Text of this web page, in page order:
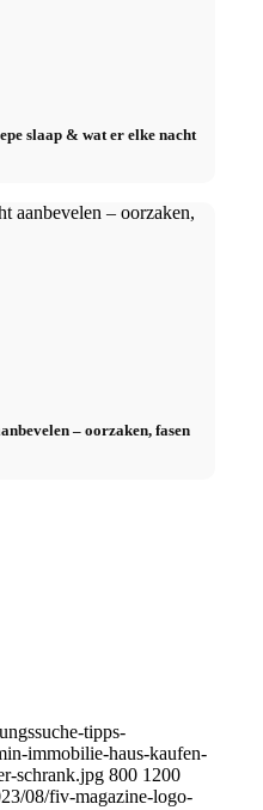
slaap & wat er elke nacht
– oorzaken, fasen
tipps-
immobilie-haus-kaufen-
schrank.jpg 800 1200
08/fiv-magazine-logo-